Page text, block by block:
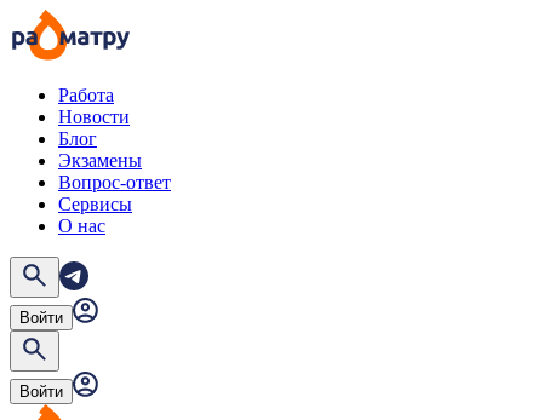
Работа
Новости
Блог
Экзамены
Вопрос-ответ
Сервисы
О нас
Войти
Войти